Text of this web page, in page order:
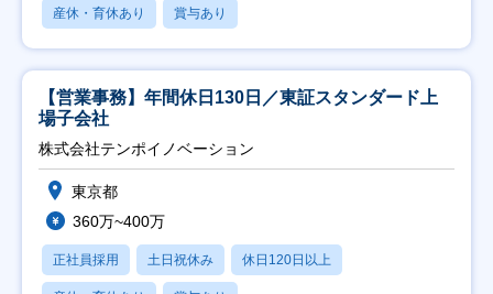
産休・育休あり 賞与あり
【営業事務】年間休日130日／東証スタンダード上
場子会社
株式会社テンポイノベーション
東京都
360万~400万
正社員採用 土日祝休み 休日120日以上